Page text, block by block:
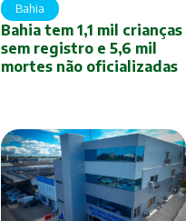
Bahia
Bahia tem 1,1 mil crianças
sem registro e 5,6 mil
mortes não oficializadas